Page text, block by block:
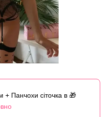
+ Панчохи сіточка в 🎁